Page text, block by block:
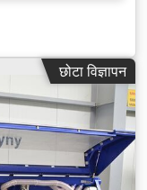
छोटा विज्ञापन